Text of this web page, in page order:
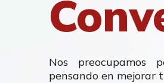
Nos preocupamos
pensando en mejorar